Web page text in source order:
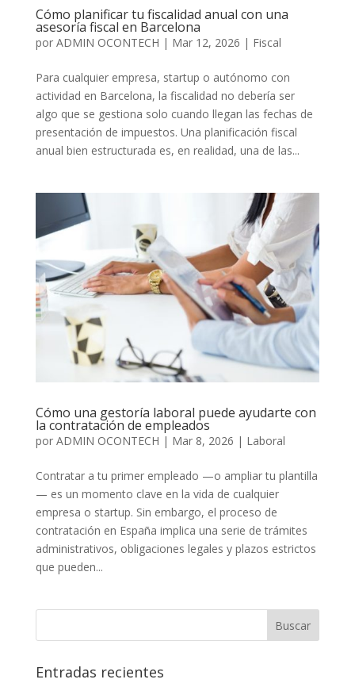
Cómo planificar tu fiscalidad anual con una
asesoría fiscal en Barcelona
por ADMIN OCONTECH | Mar 12, 2026 | Fiscal
Para cualquier empresa, startup o autónomo con
actividad en Barcelona, la fiscalidad no debería ser
algo que se gestiona solo cuando llegan las fechas de
presentación de impuestos. Una planificación fiscal
anual bien estructurada es, en realidad, una de las...
Cómo una gestoría laboral puede ayudarte con
la contratación de empleados
por ADMIN OCONTECH | Mar 8, 2026 | Laboral
Contratar a tu primer empleado —o ampliar tu plantilla
— es un momento clave en la vida de cualquier
empresa o startup. Sin embargo, el proceso de
contratación en España implica una serie de trámites
administrativos, obligaciones legales y plazos estrictos
que pueden...
Entradas recientes